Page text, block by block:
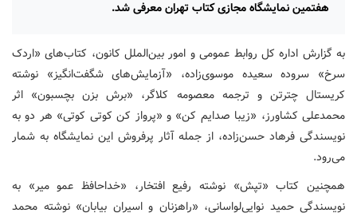
هفتمین نمایشگاه مجازی کتاب تهران معرفی شد.
به گزارش اداره کل روابط عمومی و امور بین‌الملل کانون، کتاب‌های «اردک
سرخ» سروده سعیده موسوی‌زاده، «آزمایش‌های شگفت‌انگیز» نوشته
کریستال چترتن و ترجمه معصومه کلاگر، «برش بزن بچسبون» اثر
محمدعلی کشاورز، «زیبا صدایم کن» و «پرواز کن کوتی کوتی» هر دو به
نویسندگی فرهاد حسن‌زاده، از جمله آثار پرفروش این نمایشگاه به شمار
می‌رود.
همچنین کتاب «تپش» نوشته رفیع افتخار، «خداحافظ عمو میر» به
نویسندگی حمید نوایی‌لواسانی، «راهزنان و اسیران بیابان» نوشته محمد